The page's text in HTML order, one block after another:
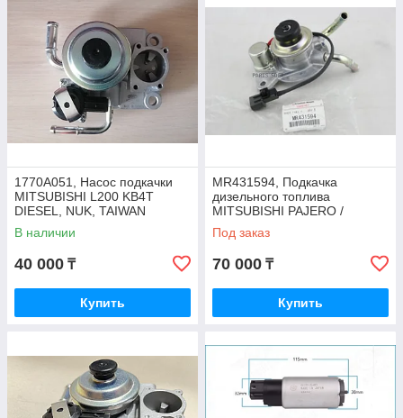
1770A051, Насос подкачки
MITSUBISHI L200 KB4T
DIESEL, NUK, TAIWAN
В наличии
40 000 ₸
Купить
MR431594, Подкачка
дизельного топлива
MITSUBISHI PAJERO /
MONTERO V78W 4M41
DIESEL 2000-2006, JAPAN
Под заказ
70 000 ₸
Купить